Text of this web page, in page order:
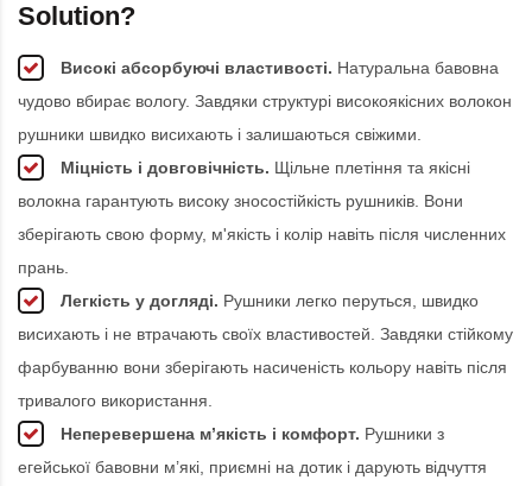
Solution?
Високі абсорбуючі властивості. Натуральна бавовна
чудово вбирає вологу. Завдяки структурі високоякісних волокон
рушники швидко висихають і залишаються свіжими.
Міцність і довговічність. Щільне плетіння та якісні
волокна гарантують високу зносостійкість рушників. Вони
зберігають свою форму, м'якість і колір навіть після численних
прань.
Легкість у догляді. Рушники легко перуться, швидко
висихають і не втрачають своїх властивостей. Завдяки стійкому
фарбуванню вони зберігають насиченість кольору навіть після
тривалого використання.
Неперевершена м’якість і комфорт. Рушники з
егейської бавовни м’які, приємні на дотик і дарують відчуття